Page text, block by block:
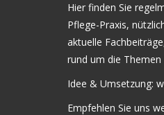
Hier finden Sie
Pflege-Praxis,
aktuelle
rund um die
Idee & Umsetzung:
Empfehlen Sie uns